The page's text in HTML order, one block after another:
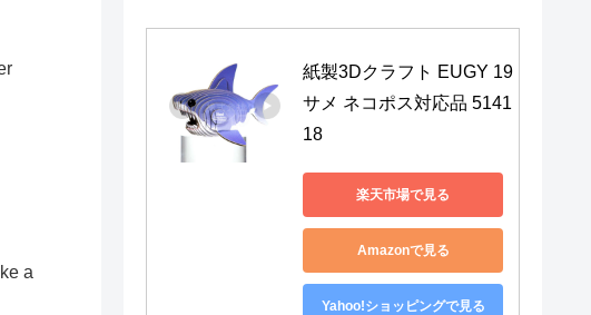
a
紙製3Dクラフト EUGY 19
サメ ネコポス対応品 5141
18
楽天市場で見る
Amazonで見る
Yahoo!ショッピングで見る